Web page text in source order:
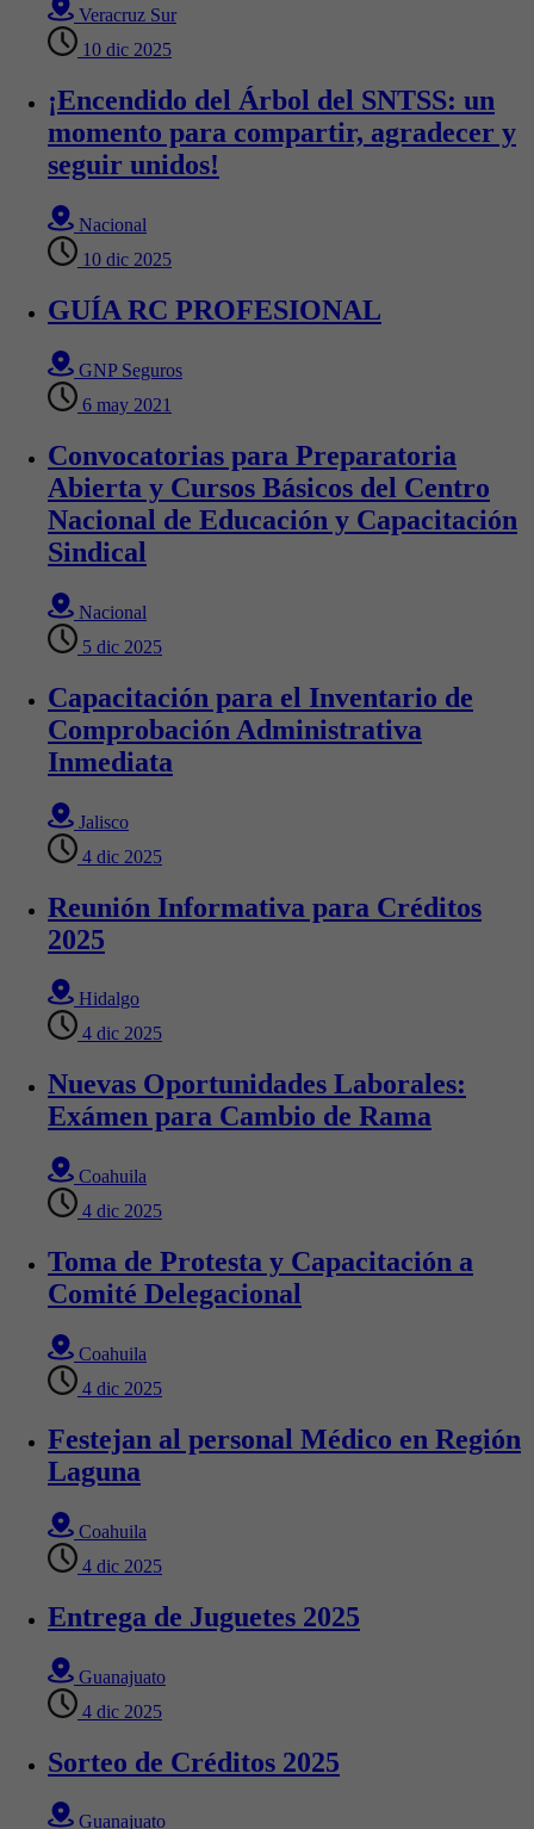
Veracruz Sur
10 dic 2025
¡Encendido del Árbol del SNTSS: un
momento para compartir, agradecer y
seguir unidos!
Nacional
10 dic 2025
GUÍA RC PROFESIONAL
GNP Seguros
6 may 2021
Convocatorias para Preparatoria
Abierta y Cursos Básicos del Centro
Nacional de Educación y Capacitación
Sindical
Nacional
5 dic 2025
Capacitación para el Inventario de
Comprobación Administrativa
Inmediata
Jalisco
4 dic 2025
Reunión Informativa para Créditos
2025
Hidalgo
4 dic 2025
Nuevas Oportunidades Laborales:
Exámen para Cambio de Rama
Coahuila
4 dic 2025
Toma de Protesta y Capacitación a
Comité Delegacional
Coahuila
4 dic 2025
Festejan al personal Médico en Región
Laguna
Coahuila
4 dic 2025
Entrega de Juguetes 2025
Guanajuato
4 dic 2025
Sorteo de Créditos 2025
Guanajuato